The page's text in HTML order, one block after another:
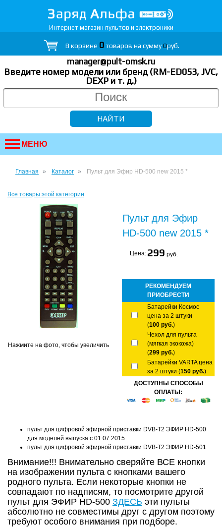
Интернет магазин пультов и электроники
В корзине 0товаров на сумму0руб.
manager@pult-omsk.ru
Введите номер модели или бренд (RM-ED053, JVC,
DEXP и т. д.)
МЕНЮ
Главная Каталог Пульт для Эфир HD-500 new 2015 *
Все товары этой категории
Нажмите на фото, чтобы увеличить
Пульт для Эфир
HD-500 new 2015 *
Цена: 299 руб.
РЕКОМЕНДУЕМ
ПРИОБРЕСТИ
Батарейки Космос
цена за 2 штуки
(100 руб.)
Чехол для пульта
(мягкая экокожа)
(299 руб.)
Батарейки VARTA цена
за 2 штуки (150 руб.)
ДОСТУПНЫ СПОСОБЫ
ОПЛАТЫ:
пульт для цифровой эфирной приставки DVB-T2 ЭФИР HD-500
для моделей выпуска с 01.07.2015
пульт для цифровой эфирной приставки DVB-T2 ЭФИР HD-501
Внимание!!! Внимательно сверяйте ВСЕ кнопки
на изображении пульта с кнопками вашего
родного пульта. Если некоторые кнопки не
совпадают по надписям, то посмотрите другой
пульт для ЭФИР HD-500 ЗДЕСЬ эти пульты
абсолютно не совместимы друг с другом поэтому
требуют особого внимания при подборе.